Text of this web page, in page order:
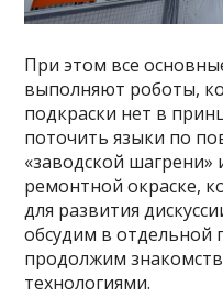
При этом все
выполняют роботы,
подкраски нет в
поточить языки по
«заводской
ремонтной окраске,
для развития
обсудим в отдельной
продолжим
технологиями.